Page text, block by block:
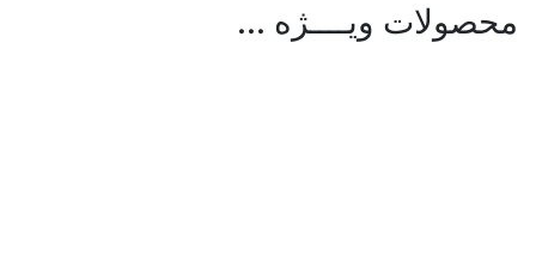
محصولات ویــــژه ...